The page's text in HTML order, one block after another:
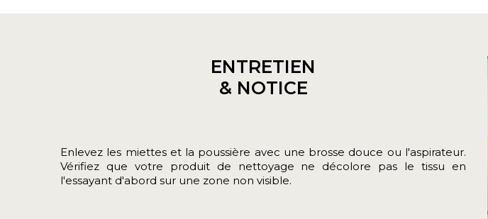
ENTRETIEN
& NOTICE
Enlevez les miettes et la poussière avec une brosse douce ou l'aspirateur.
Vérifiez que votre produit de nettoyage ne décolore pas le tissu en
l'essayant d'abord sur une zone non visible.